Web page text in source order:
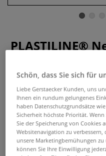
PLASTILINE®
Plastiline® ist eine
Modelliermasse. Ideal zur
Abgüssen,
Erhältlich in
Schön, dass Sie sich für
Liebe Gerstaecker Kunden, uns
Ihnen ein rundum gelungenes
haben Datenschutzgrundsätze
Sicherheit höchste Priorität.
Sie der Speicherung von Cookies
Websitenavigation zu
unsere Marketingbemühungen
können Sie Ihre Einwilligung